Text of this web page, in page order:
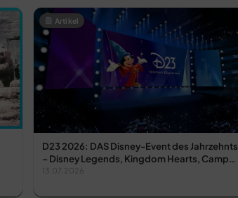
Artikel
D23 2026: DAS Disney-Event des Jahrzehnts
– Disney Legends, Kingdom Hearts, Camp…